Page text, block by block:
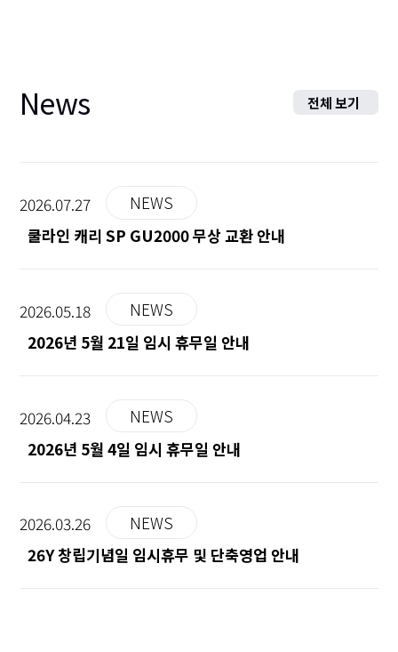
News
NEWS
쿨라인 캐리 SP GU2000 무상 교환 안내
2026.07.27
NEWS
2026년 5월 21일 임시 휴무일 안내
2026.05.18
NEWS
2026년 5월 4일 임시 휴무일 안내
2026.04.23
NEWS
26Y 창립기념일 임시휴무 및 단축영업 안내
2026.03.26
전체 보기